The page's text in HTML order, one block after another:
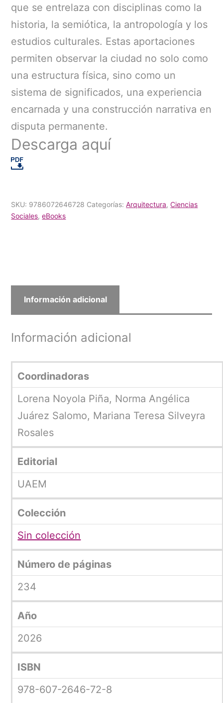
que se entrelaza con disciplinas como la
historia, la semiótica, la antropología y los
estudios culturales. Estas aportaciones
permiten observar la ciudad no solo como
una estructura física, sino como un
sistema de significados, una experiencia
encarnada y una construcción narrativa en
disputa permanente.
Descarga aquí
SKU: 9786072646728 Categorías:Arquitectura,Ciencias
Sociales,eBooks
Información adicional
Información adicional
Coordinadoras
Lorena Noyola Piña, Norma Angélica
Juárez Salomo, Mariana Teresa Silveyra
Rosales
Editorial
UAEM
Colección
Sin colección
Número de páginas
234
Año
2026
ISBN
978-607-2646-72-8